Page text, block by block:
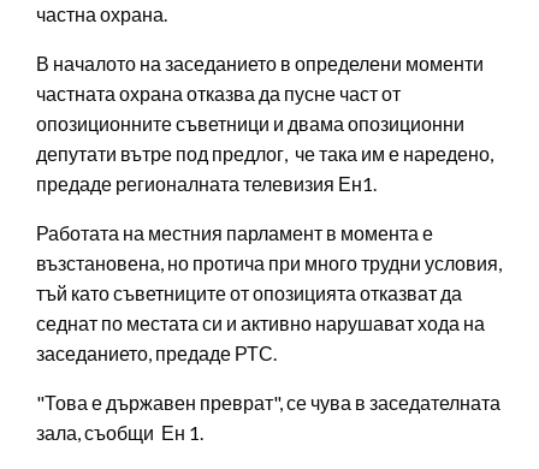
частна охрана.
В началото на заседанието в определени моменти
частната охрана отказва да пусне част от
опозиционните съветници и двама опозиционни
депутати вътре под предлог, че така им е наредено,
предаде регионалната телевизия Ен1.
Работата на местния парламент в момента е
възстановена, но протича при много трудни условия,
тъй като съветниците от опозицията отказват да
седнат по местата си и активно нарушават хода на
заседанието, предаде РТС.
"Това е държавен преврат", се чува в заседателната
зала, съобщи Ен 1.